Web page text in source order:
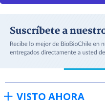
VISTO AHORA